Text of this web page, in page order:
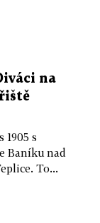
na
s
Baníku nad
To...